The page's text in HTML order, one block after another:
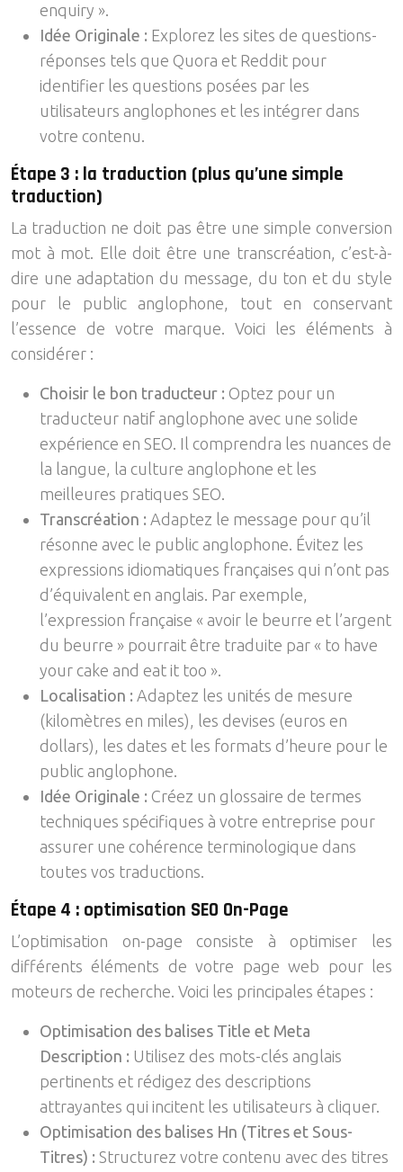
enquiry ».
Idée Originale : Explorez les sites de questions-
réponses tels que Quora et Reddit pour
identifier les questions posées par les
utilisateurs anglophones et les intégrer dans
votre contenu.
Étape 3 : la traduction (plus qu’une simple
traduction)
La traduction ne doit pas être une simple conversion
mot à mot. Elle doit être une transcréation, c’est-à-
dire une adaptation du message, du ton et du style
pour le public anglophone, tout en conservant
l’essence de votre marque. Voici les éléments à
considérer :
Choisir le bon traducteur : Optez pour un
traducteur natif anglophone avec une solide
expérience en SEO. Il comprendra les nuances de
la langue, la culture anglophone et les
meilleures pratiques SEO.
Transcréation : Adaptez le message pour qu’il
résonne avec le public anglophone. Évitez les
expressions idiomatiques françaises qui n’ont pas
d’équivalent en anglais. Par exemple,
l’expression française « avoir le beurre et l’argent
du beurre » pourrait être traduite par « to have
your cake and eat it too ».
Localisation : Adaptez les unités de mesure
(kilomètres en miles), les devises (euros en
dollars), les dates et les formats d’heure pour le
public anglophone.
Idée Originale : Créez un glossaire de termes
techniques spécifiques à votre entreprise pour
assurer une cohérence terminologique dans
toutes vos traductions.
Étape 4 : optimisation SEO On-Page
L’optimisation on-page consiste à optimiser les
différents éléments de votre page web pour les
moteurs de recherche. Voici les principales étapes :
Optimisation des balises Title et Meta
Description : Utilisez des mots-clés anglais
pertinents et rédigez des descriptions
attrayantes qui incitent les utilisateurs à cliquer.
Optimisation des balises Hn (Titres et Sous-
Titres) : Structurez votre contenu avec des titres